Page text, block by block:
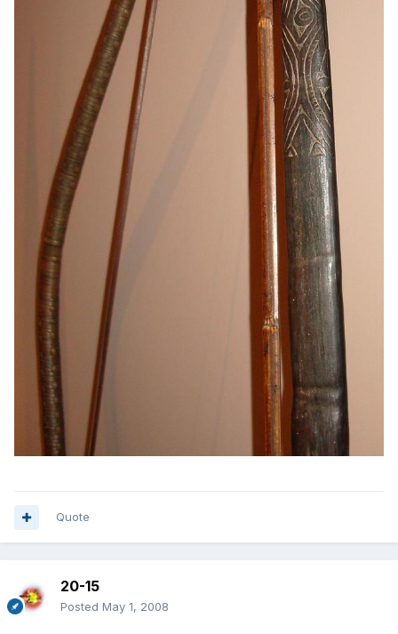
Quote
20-15
Posted May 1, 2008